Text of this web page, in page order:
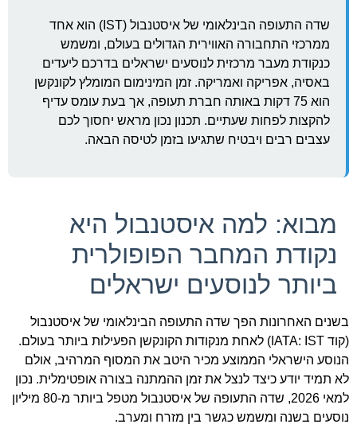
שדה התעופה הבינלאומי של איסטנבול (IST) הוא אחד
ממרכזי התחבורה האווירית הגדולים בעולם, ומשמש
כנקודת מעבר מרכזית לנוסעים ישראלים בדרכם ליעדים
באסיה, אפריקה ואמריקה. זמן המינימום המומלץ לקונקשן
הוא 75 דקות באותה חברת תעופה, אך בעת עומס עדיף
להקצות לפחות שעתיים. תכנון נכון מראש יחסוך לכם
עצבים רבים ויבטיח שתגיעו בזמן לטיסה הבאה.
מבוא: למה איסטנבול היא
נקודת המחבר הפופולרית
ביותר לנוסעים ישראלים
בשנים האחרונות הפך שדה התעופה הבינלאומי של איסטנבול
(קוד IATA: IST) לאחת מנקודות הקונקשן הפעילות ביותר בעולם.
הנוסע הישראלי הממוצע מכיר היטב את המסוף המרהיב, אולם
לא תמיד יודע כיצד לנצל את זמן ההמתנה בצורה אופטימלית. נכון
למאי 2026, שדה התעופה של איסטנבול מטפל ביותר מ-80 מיליון
נוסעים בשנה ומשמש כגשר בין מזרח ומערב.